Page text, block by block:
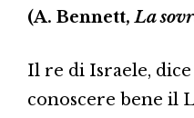
(A. Bennett,La
Il re di Israele, dice
conoscere bene il